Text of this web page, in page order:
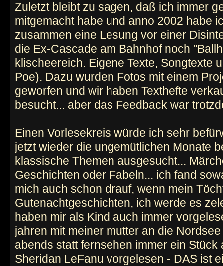
Zuletzt bleibt zu sagen, daß ich immer
mitgemacht habe und anno 2002 habe
zusammen eine Lesung vor einer
die Ex-Cascade am Bahnhof noch
klischeereich. Eigene Texte, Songtexte
Poe). Dazu wurden Fotos mit einem
geworfen und wir haben Texthefte
besucht... aber das Feedback war
Einen Vorlesekreis würde ich sehr
jetzt wieder die ungemütlichen Monate
klassische Themen ausgesucht...
Geschichten oder Fabeln... ich fand
mich auch schon drauf, wenn mein
Gutenachtgeschichten, ich werde es
haben mir als Kind auch immer
jahren mit meiner mutter an die
abends statt fernsehen immer ein
Sheridan LeFanu vorgelesen - DAS ist